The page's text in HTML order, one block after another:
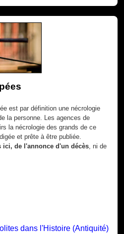
est par définition une nécrologie
la personne. Les agences de
la nécrologie des grands de ce
et prête à être publiée.
ici, de l'annonce d'un décès , ni de
dans l'Histoire (Antiquité)